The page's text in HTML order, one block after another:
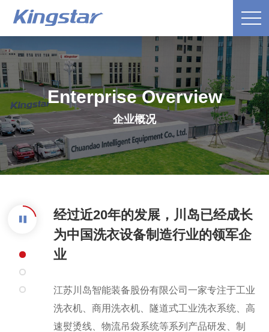
Enterprise Overview
企业概况
经过近20年的发展，川岛已经成长
为中国洗衣设备制造行业的领军企
业
江苏川岛智能装备股份有限公司一家专注于工业
洗衣机、商用洗衣机、隧道式工业洗衣系统、高
速熨烫线、物流吊袋系统等系列产品研发、制